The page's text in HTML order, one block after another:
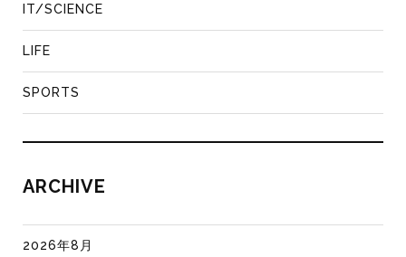
IT/SCIENCE
LIFE
SPORTS
ARCHIVE
2026年8月